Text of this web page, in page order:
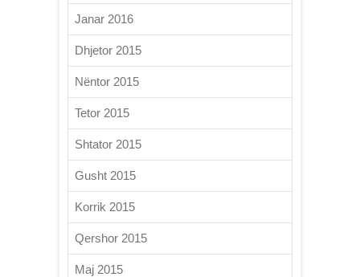
Janar 2016
Dhjetor 2015
Nëntor 2015
Tetor 2015
Shtator 2015
Gusht 2015
Korrik 2015
Qershor 2015
Maj 2015